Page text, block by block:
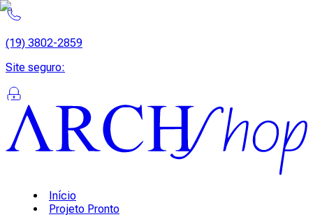
(19) 3802-2859
Site seguro:
Início
Projeto Pronto